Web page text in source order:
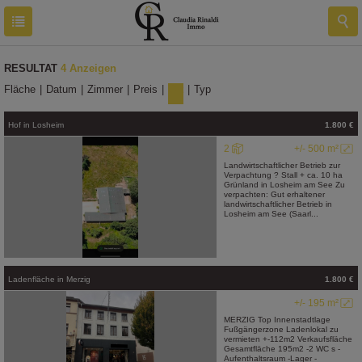
RESULTAT 4 Anzeigen
Fläche
Datum Zimmer Preis Typ
Hof in Losheim 1.800 €
+/- 500 m²
2
Landwirtschaftlicher Betrieb zur
Verpachtung ? Stall + ca. 10 ha
Grünland in Losheim am See Zu
verpachten: Gut erhaltener
landwirtschaftlicher Betrieb in
Losheim am See (Saarl...
Ladenfläche in Merzig 1.800 €
+/- 195 m²
MERZIG Top Innenstadtlage
Fußgängerzone Ladenlokal zu
vermieten +-112m2 Verkaufsfläche
Gesamtfläche 195m2 -2 WC s -
Aufenthaltsraum -Lager -